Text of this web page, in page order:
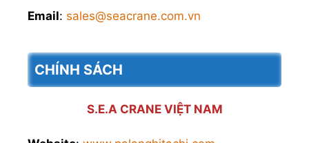
Email: sales@seacrane.com.vn
CHÍNH SÁCH
S.E.A CRANE VIỆT NAM